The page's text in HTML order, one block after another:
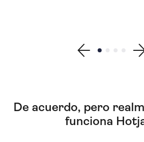
Show
ShowShowShow
Show next testimonial
De acuerdo, pero
funciona